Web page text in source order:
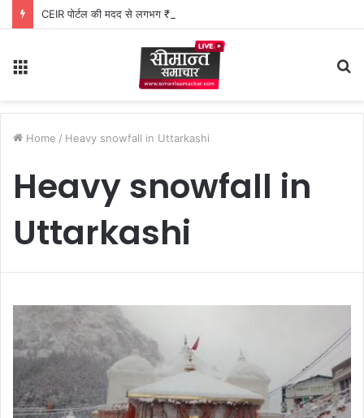
CEIR पोर्टल की मदद से लगभग ₹5 लाख मूल्य के 20 मोबाइल फोन बरामद
Home / Heavy snowfall in Uttarkashi
Heavy snowfall in
Uttarkashi